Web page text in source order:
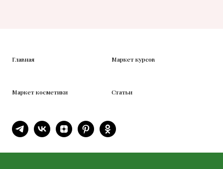
Главная Маркет курсов
Маркет косметики Статьи